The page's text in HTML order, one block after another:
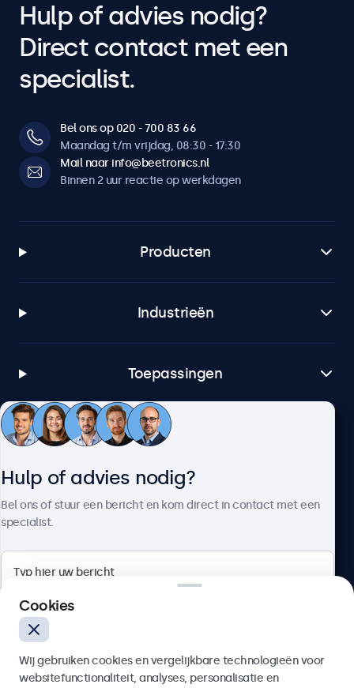
Hulp of advies nodig?
Direct contact met een
specialist.
Bel ons op 020 - 700 83 66
Maandag t/m vrijdag, 08:30 - 17:30
Mail naar info@beetronics.nl
Binnen 2 uur reactie op werkdagen
Producten
Industrieën
Toepassingen
Klantenservice
4.8/5 door 5000+ bedrijven
Hulp of advies nodig?
Bel ons of stuur een bericht en kom direct in contact met een
specialist.
Cookies
Wij gebruiken cookies en vergelijkbare technologieën voor
websitefunctionaliteit, analyses, personalisatie en